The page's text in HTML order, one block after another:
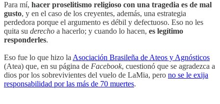
Para mí, hacer proselitismo religioso con una tragedia es de mal
gusto, y en el caso de los creyentes, además, una estrategia
perdedora porque el argumento es débil y defectuoso. Eso no les
quita su derecho a hacerlo; y cuando lo hacen, es legítimo
responderles.
Eso fue lo que hizo la Asociación Brasileña de Ateos y Agnósticos
(Atea) que, en su página de Facebook, cuestionó que se agradezca a
dios por los sobrevivientes del vuelo de LaMia, pero no se le exija
responsabilidad por las más de 70 muertes.